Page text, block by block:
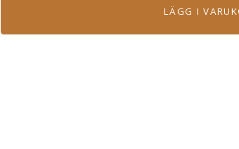
LÄGG I